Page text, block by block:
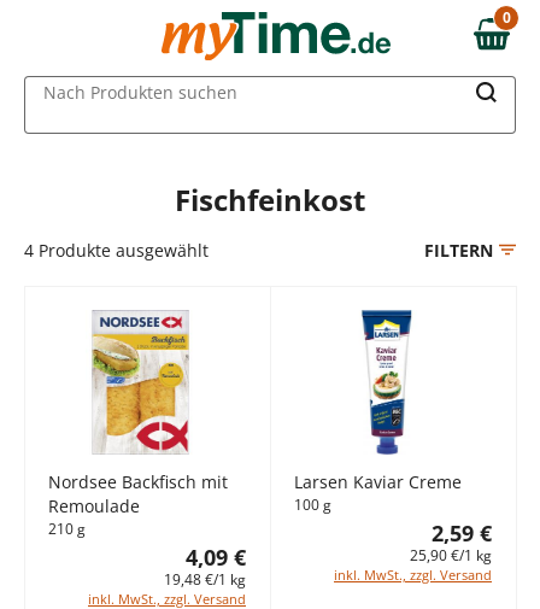
Zum Hauptinhalt springen
Zur Navigation springen
Zur Suche springen
0,00 €
0
Nach Produkten suchen
Fischfeinkost
4 Produkte ausgewählt FILTERN
Nordsee Backfisch mit
Remoulade
210 g
4,09 €
19,48 €/1 kg
inkl. MwSt., zzgl. Versand
Larsen Kaviar Creme
100 g
2,59 €
25,90 €/1 kg
inkl. MwSt., zzgl. Versand